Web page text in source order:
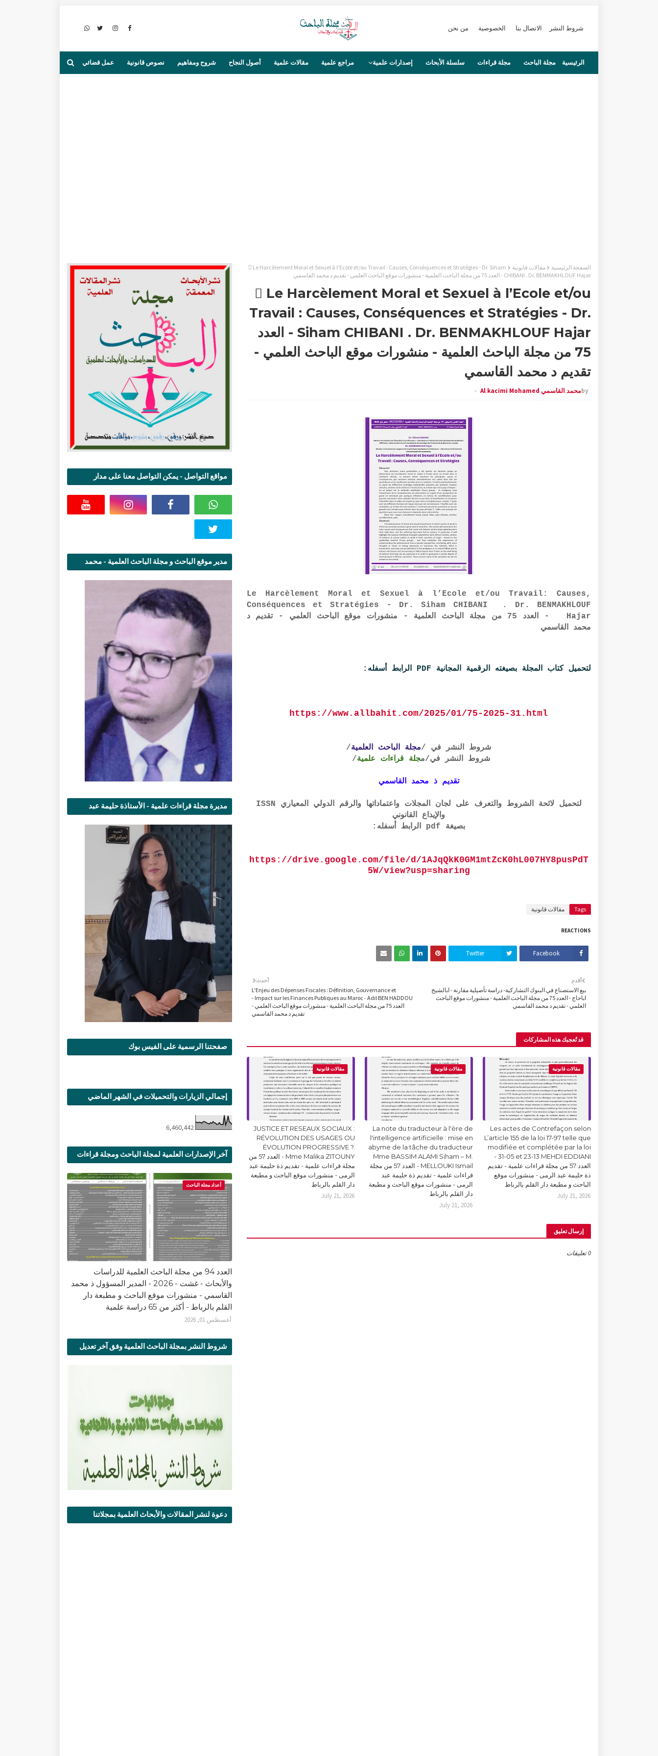
شروط النشر الاتصال بنا الخصوصية من نحن
الرئيسية مجلة الباحث مجلة قراءات سلسلة الأبحاث إصدارات علمية مراجع علمية مقالات علمية أصول النجاح شروح ومفاهيم نصوص قانونية عمل قضائي
الصفحة الرئيسية مقالات قانونية
 Le Harcèlement Moral et Sexuel à l’Ecole et/ou Travail : Causes, Conséquences et Stratégies - Dr. Siham
CHIBANI . Dr. BENMAKHLOUF Hajar - العدد 75 من مجلة الباحث العلمية - منشورات موقع الباحث العلمي - تقديم د محمد القاسمي
 Le Harcèlement Moral et Sexuel à l’Ecole et/ou
Travail : Causes, Conséquences et Stratégies - Dr.
Siham CHIBANI . Dr. BENMAKHLOUF Hajar - العدد
75 من مجلة الباحث العلمية - منشورات موقع الباحث العلمي -
تقديم د محمد القاسمي
byمحمد القاسمي Al kacimi Mohamed
Le Harcèlement Moral et Sexuel à l’Ecole et/ou Travail: Causes,
Conséquences et Stratégies - Dr. Siham CHIBANI . Dr. BENMAKHLOUF
Hajar - العدد 75 من مجلة الباحث العلمية - منشورات موقع الباحث العلمي - تقديم د
محمد القاسمي
لتحميل كتاب المجلة بصيغته الرقمية المجانية PDF الرابط أسفله:
https://www.allbahit.com/2025/01/75-2025-31.html
شروط النشر في /مجلة الباحث العلمية/
شروط النشر في/مجلة قراءات علمية/
تقديم ذ محمد القاسمي
لتحميل لائحة الشروط والتعرف على لجان المجلات واعتماداتها والرقم الدولي المعياري ISSN
والإيداع القانوني
بصيغة pdf الرابط أسفله:
https://drive.google.com/file/d/1AJqQkK0GM1mtZcK0hL007HY8pusPdT
5W/view?usp=sharing
Tags مقالات قانونية
REACTIONS
Facebook
Twitter
أحدث
L'Enjeu des Dépenses Fiscales : Définition, Gouvernance et
Impact sur les Finances Publiques au Maroc - Adil BEN HADDOU -
العدد 75 من مجلة الباحث العلمية - منشورات موقع الباحث العلمي -
تقديم د محمد القاسمي
أقدم
بيع الاستصناع في البنوك التشاركية- دراسة تأصيلية مقارنة - ابالشيخ
اباحاج - العدد 75 من مجلة الباحث العلمية - منشورات موقع الباحث
العلمي - تقديم د محمد القاسمي
قد تُعجبك هذه المشاركات
مقالات قانونية
Les actes de Contrefaçon selon
L’article 155 de la loi 17-97 telle que
modifiée et complétée par la loi
31-05 et 23-13 MEHDI EDDIANI -
العدد 57 من مجلة قراءات علمية - تقديم
ذة حليمة عبد الرمى - منشورات موقع
الباحث و مطبعة دار القلم بالرباط
July 21, 2026
مقالات قانونية
La note du traducteur à l'ère de
l'intelligence artificielle : mise en
abyme de la tâche du traducteur
Mme BASSIM ALAMI Siham – M.
MELLOUKI Ismail - العدد 57 من مجلة
قراءات علمية - تقديم ذة حليمة عبد
الرمى - منشورات موقع الباحث و مطبعة
دار القلم بالرباط
July 21, 2026
مقالات قانونية
JUSTICE ET RESEAUX SOCIAUX :
RÉVOLUTION DES USAGES OU
ÉVOLUTION PROGRESSIVE ?.
Mme Malika ZITOUNY - العدد 57 من
مجلة قراءات علمية - تقديم ذة حليمة عبد
الرمى - منشورات موقع الباحث و مطبعة
دار القلم بالرباط
July 21, 2026
إرسال تعليق
0 تعليقات
مواقع التواصل - يمكن التواصل معنا على مدار
مدير موقع الباحث و مجلة الباحث العلمية - محمد
مديرة مجلة قراءات علمية - الأستاذة حليمة عبد
صفحتنا الرسمية على الفيس بوك
إجمالي الزيارات والتحميلات في الشهر الماضي
6,460,442
آخر الإصدارات العلمية لمجلة الباحث ومجلة قراءات
أعداد مجلة الباحث
العدد 94 من مجلة الباحث العلمية للدراسات
والأبحاث - غشت - 2026 - المدير المسؤول ذ محمد
القاسمي - منشورات موقع الباحث و مطبعة دار
القلم بالرباط - أكثر من 65 دراسة علمية
أغسطس 01, 2026
شروط النشر بمجلة الباحث العلمية وفق آخر تعديل
دعوة لنشر المقالات والأبحاث العلمية بمجلاتنا